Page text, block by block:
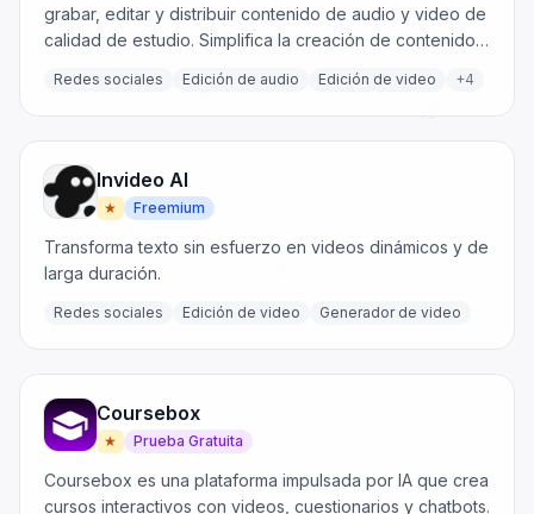
grabar, editar y distribuir contenido de audio y video de
calidad de estudio. Simplifica la creación de contenido
Redes sociales Edición de audio Edición de video +4
Invideo AI
★ Freemium
Transforma texto sin esfuerzo en videos dinámicos y de
larga duración.
Redes sociales Edición de video Generador de video
Coursebox
★ Prueba Gratuita
Coursebox es una plataforma impulsada por IA que crea
cursos interactivos con videos, cuestionarios y chatbots.